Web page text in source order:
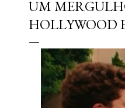
UM
HOLLYWOOD